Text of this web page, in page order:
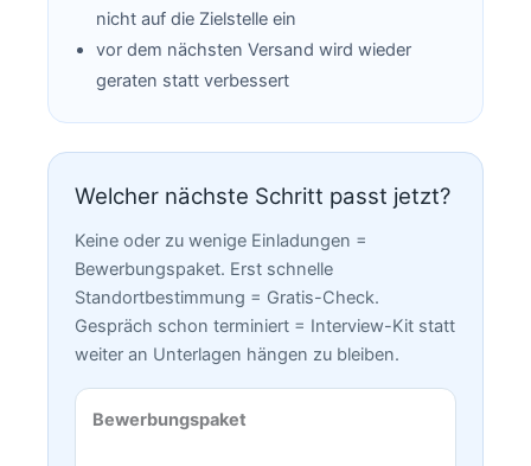
nicht auf die Zielstelle ein
vor dem nächsten Versand wird wieder
geraten statt verbessert
Welcher nächste Schritt passt jetzt?
Keine oder zu wenige Einladungen =
Bewerbungspaket. Erst schnelle
Standortbestimmung = Gratis-Check.
Gespräch schon terminiert = Interview-Kit statt
weiter an Unterlagen hängen zu bleiben.
Bewerbungspaket